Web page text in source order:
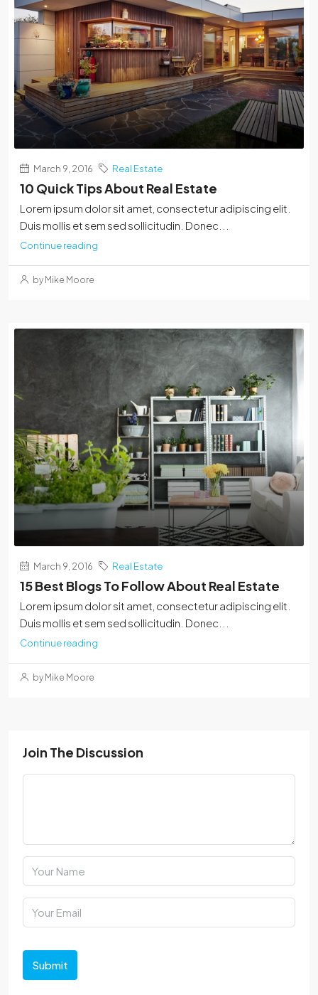
March 9, 2016 Real Estate
10 Quick Tips About Real Estate
Lorem ipsum dolor sit amet, consectetur adipiscing elit.
Duis mollis et sem sed sollicitudin. Donec...
Continue reading
by Mike Moore
March 9, 2016 Real Estate
15 Best Blogs To Follow About Real Estate
Lorem ipsum dolor sit amet, consectetur adipiscing elit.
Duis mollis et sem sed sollicitudin. Donec...
Continue reading
by Mike Moore
Join The Discussion
Submit